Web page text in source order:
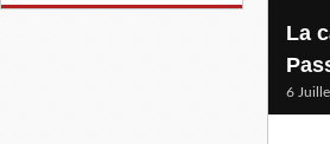
La
6